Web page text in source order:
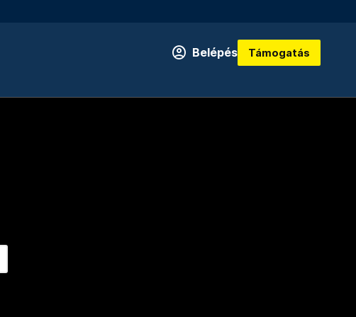
Belépés Támogatás